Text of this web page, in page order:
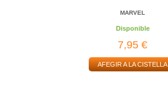
MARVEL
Disponible
7,95 €
AFEGIR A LA CISTELLA